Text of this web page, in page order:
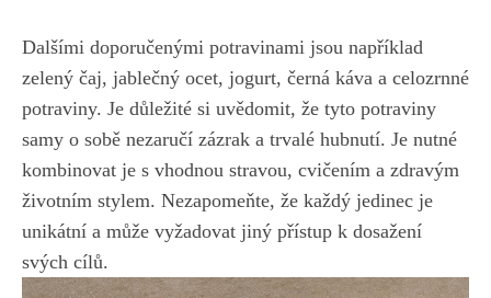
Dalšími doporučenými potravinami jsou⁢ například
zelený čaj, ​jablečný ocet, jogurt, černá káva a celozrnné
potraviny. ⁤Je důležité si uvědomit, ⁣že tyto potraviny
samy o sobě nezaručí zázrak a trvalé hubnutí. Je nutné⁢
kombinovat ⁣je s vhodnou stravou, cvičením a zdravým
životním stylem. Nezapomeňte, že každý jedinec‌ je
unikátní‌ a může vyžadovat jiný přístup k ⁤dosažení
svých cílů.